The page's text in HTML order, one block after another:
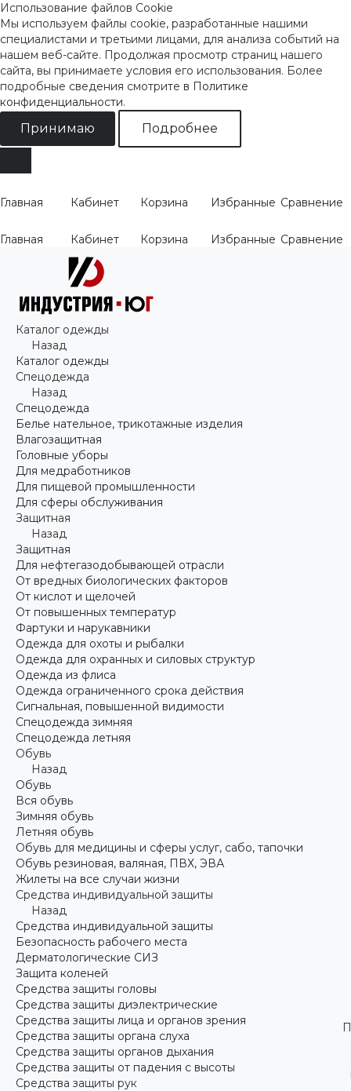
Использование файлов Cookie
Мы используем файлы cookie, разработанные нашими
специалистами и третьими лицами, для анализа событий на
нашем веб-сайте. Продолжая просмотр страниц нашего
сайта, вы принимаете условия его использования. Более
подробные сведения смотрите в Политике
конфиденциальности.
Принимаю Подробнее
Главная Кабинет Корзина Избранные Сравнение
Главная Кабинет Корзина Избранные Сравнение
Каталог одежды
Назад
Каталог одежды
Спецодежда
Назад
Спецодежда
Белье нательное, трикотажные изделия
Влагозащитная
Головные уборы
Для медработников
Для пищевой промышленности
Для сферы обслуживания
Защитная
Назад
Защитная
Для нефтегазодобывающей отрасли
От вредных биологических факторов
От кислот и щелочей
От повышенных температур
Фартуки и нарукавники
Одежда для охоты и рыбалки
Одежда для охранных и силовых структур
Одежда из флиса
Одежда ограниченного срока действия
Сигнальная, повышенной видимости
Спецодежда зимняя
Спецодежда летняя
Обувь
Назад
Обувь
Вся обувь
Зимняя обувь
Летняя обувь
Обувь для медицины и сферы услуг, сабо, тапочки
Обувь резиновая, валяная, ПВХ, ЭВА
Жилеты на все случаи жизни
Средства индивидуальной защиты
Назад
Средства индивидуальной защиты
Безопасность рабочего места
Дерматологические СИЗ
Защита коленей
Средства защиты головы
Средства защиты диэлектрические
Средства защиты лица и органов зрения
Средства защиты органа слуха
Средства защиты органов дыхания
Средства защиты от падения с высоты
Средства защиты рук